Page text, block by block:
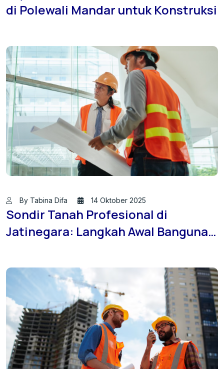
di Polewali Mandar untuk Konstruksi
By Tabina Difa 14 Oktober 2025
Sondir Tanah Profesional di
Jatinegara: Langkah Awal Bangunan